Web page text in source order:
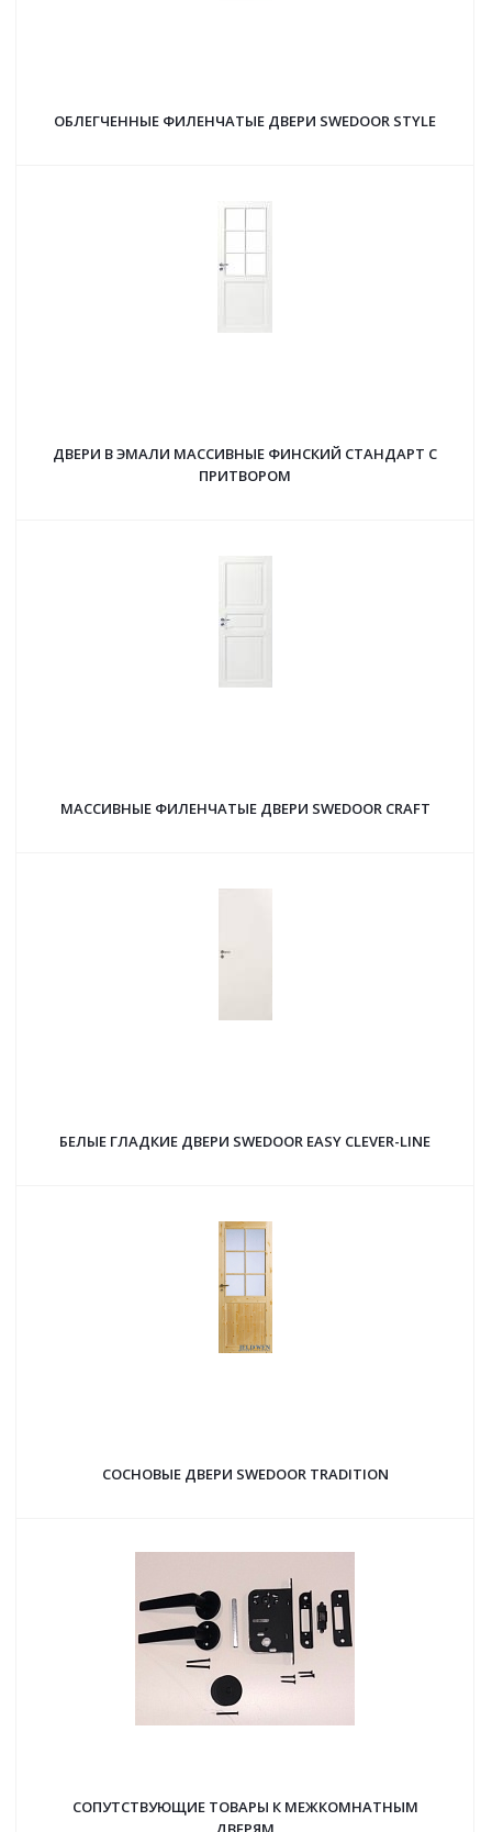
ОБЛЕГЧЕННЫЕ ФИЛЕНЧАТЫЕ ДВЕРИ SWEDOOR STYLE
ДВЕРИ В ЭМАЛИ МАССИВНЫЕ ФИНСКИЙ СТАНДАРТ С
ПРИТВОРОМ
МАССИВНЫЕ ФИЛЕНЧАТЫЕ ДВЕРИ SWEDOOR CRAFT
БЕЛЫЕ ГЛАДКИЕ ДВЕРИ SWEDOOR EASY CLEVER-LINE
СОСНОВЫЕ ДВЕРИ SWEDOOR TRADITION
СОПУТСТВУЮЩИЕ ТОВАРЫ К МЕЖКОМНАТНЫМ